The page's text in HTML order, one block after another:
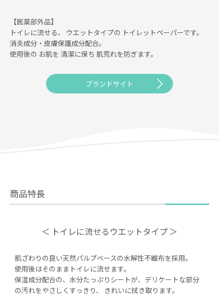
【医薬部外品】
トイレに流せる、
ウエットタイプの トイレットペーパーです。
消炎成分・皮膚保護成分配合。
使用後の お肌を 清潔に保ち 肌荒れを防ぎます。
ブランドサイト
商品特長
トイレに流せるウエットタイプ
肌ざわりの良い天然パルプベースの水解性不織布を採用。
使用後はそのままトイレに流せます。
保湿成分配合の、水分たっぷりシートが、デリケートな部分
の汚れをやさしくすっきり、 きれいに拭き取ります。